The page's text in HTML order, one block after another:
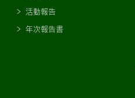
活動報告
年次報告書